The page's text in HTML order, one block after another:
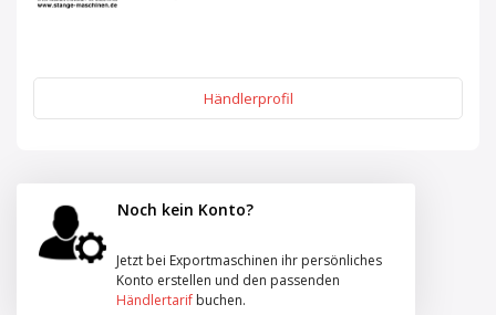
Händlerprofil
Noch kein Konto?
Jetzt bei Exportmaschinen ihr persönliches
Konto erstellen und den passenden
Händlertarif buchen.